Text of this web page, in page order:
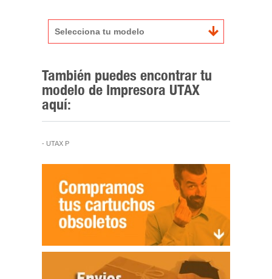
Selecciona tu modelo
También puedes encontrar tu
modelo de Impresora UTAX
aquí:
- UTAX P